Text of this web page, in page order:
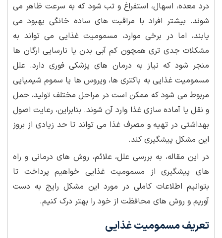
درد معده، اسهال، استفراغ و تب شود که به سرعت ظاهر می
شوند. بیشتر افراد با مراقبت های ساده خانگی بهبود می
یابند، اما در برخی موارد، مسمومیت غذایی می تواند به
مشکلات جدی تری همچون کم آبی بدن یا نارسایی ارگان ها
منجر شود که نیاز به درمان های پزشکی فوری دارد. علل
مسمومیت غذایی به باکتری ها، ویروس ها یا سموم شیمیایی
مربوط می شود که ممکن است در مراحل مختلف تولید، حمل
و نقل یا آماده سازی غذا وارد آن شوند. بنابراین، رعایت اصول
بهداشتی در تهیه و مصرف غذا می تواند تا حد زیادی از بروز
این مشکل پیشگیری کند.
در این مقاله، به بررسی علل، علائم، روش های درمانی و راه
های پیشگیری از مسمومیت غذایی خواهیم پرداخت تا
بتوانیم اطلاعات کاملی در مورد این مشکل رایج به دست
آوریم و روش های محافظت از خود را بهتر درک کنیم.
تعریف مسمومیت غذایی